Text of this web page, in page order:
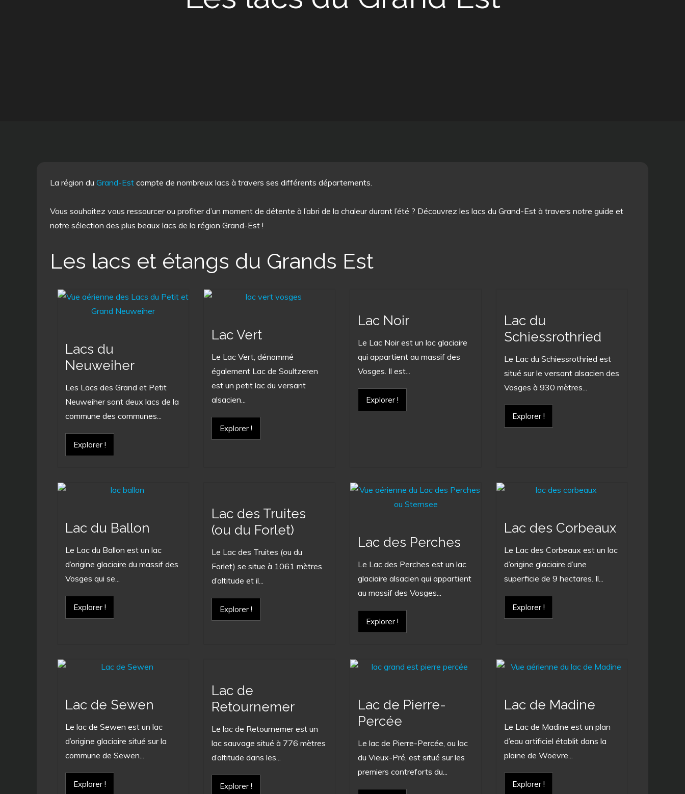
La région du Grand-Est compte de nombreux lacs à travers ses différents départements.
Vous souhaitez vous ressourcer ou profiter d’un moment de détente à l’abri de la chaleur durant l’été ? Découvrez les lacs du Grand-Est à travers notre guide et
notre sélection des plus beaux lacs de la région Grand-Est !
Les lacs et étangs du Grands Est
Lacs du
Neuweiher
Les Lacs des Grand et Petit
Neuweiher sont deux lacs de la
commune des communes...
Explorer !
Lac Vert
Le Lac Vert, dénommé
également Lac de Soultzeren
est un petit lac du versant
alsacien...
Explorer !
Lac Noir
Le Lac Noir est un lac glaciaire
qui appartient au massif des
Vosges. Il est...
Explorer !
Lac du
Schiessrothried
Le Lac du Schiessrothried est
situé sur le versant alsacien des
Vosges à 930 mètres...
Explorer !
Lac du Ballon
Le Lac du Ballon est un lac
d’origine glaciaire du massif des
Vosges qui se...
Explorer !
Lac des Truites
(ou du Forlet)
Le Lac des Truites (ou du
Forlet) se situe à 1061 mètres
d’altitude et il...
Explorer !
Lac des Perches
Le Lac des Perches est un lac
glaciaire alsacien qui appartient
au massif des Vosges...
Explorer !
Lac des Corbeaux
Le Lac des Corbeaux est un lac
d’origine glaciaire d’une
superficie de 9 hectares. Il...
Explorer !
Lac de Sewen
Le lac de Sewen est un lac
d’origine glaciaire situé sur la
commune de Sewen...
Explorer !
Lac de
Retournemer
Le lac de Retournemer est un
lac sauvage situé à 776 mètres
d’altitude dans les...
Explorer !
Lac de Pierre-
Percée
Le lac de Pierre-Percée, ou lac
du Vieux-Pré, est situé sur les
premiers contreforts du...
Lac de Madine
Le Lac de Madine est un plan
d’eau artificiel établit dans la
plaine de Woëvre...
Explorer !